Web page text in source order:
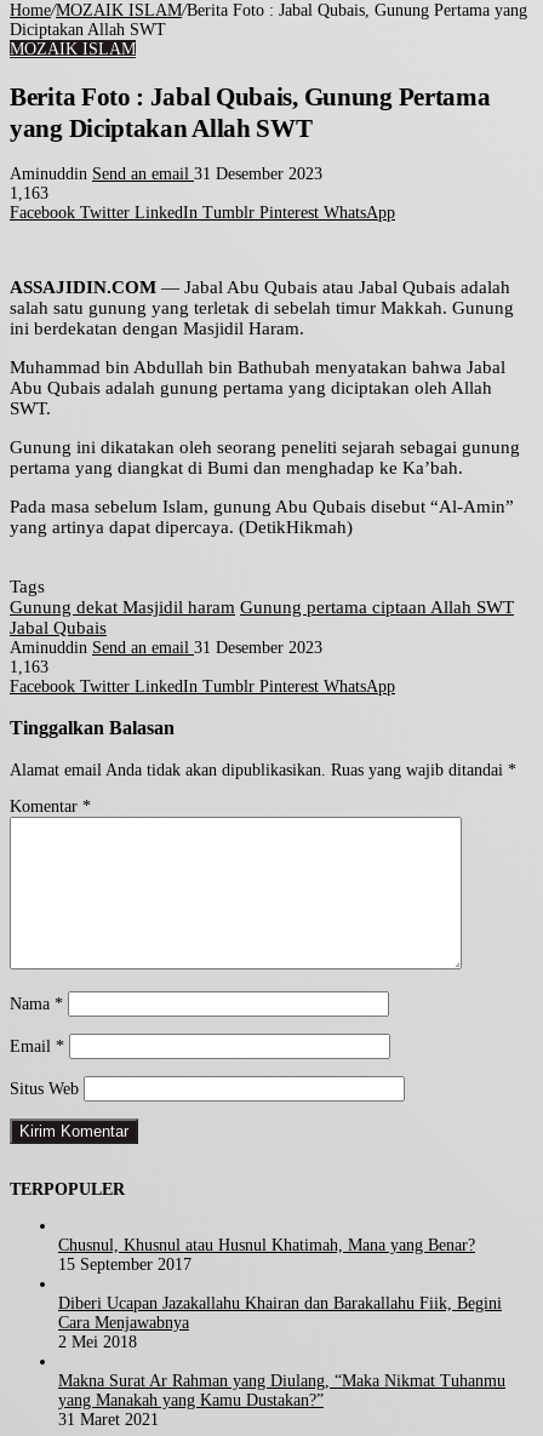
Home/MOZAIK ISLAM/Berita Foto : Jabal Qubais, Gunung Pertama yang
Diciptakan Allah SWT
MOZAIK ISLAM
Berita Foto : Jabal Qubais, Gunung Pertama
yang Diciptakan Allah SWT
Aminuddin Send an email 31 Desember 2023
1,163
Facebook Twitter LinkedIn Tumblr Pinterest WhatsApp
ASSAJIDIN.COM — Jabal Abu Qubais atau Jabal Qubais adalah
salah satu gunung yang terletak di sebelah timur Makkah. Gunung
ini berdekatan dengan Masjidil Haram.
Muhammad bin Abdullah bin Bathubah menyatakan bahwa Jabal
Abu Qubais adalah gunung pertama yang diciptakan oleh Allah
SWT.
Gunung ini dikatakan oleh seorang peneliti sejarah sebagai gunung
pertama yang diangkat di Bumi dan menghadap ke Ka’bah.
Pada masa sebelum Islam, gunung Abu Qubais disebut “Al-Amin”
yang artinya dapat dipercaya. (DetikHikmah)
Tags
Gunung dekat Masjidil haram Gunung pertama ciptaan Allah SWT
Jabal Qubais
Aminuddin Send an email 31 Desember 2023
1,163
Facebook Twitter LinkedIn Tumblr Pinterest WhatsApp
Tinggalkan Balasan
Alamat email Anda tidak akan dipublikasikan. Ruas yang wajib ditandai *
Komentar *
Nama *
Email *
Situs Web
TERPOPULER
Chusnul, Khusnul atau Husnul Khatimah, Mana yang Benar?
15 September 2017
Diberi Ucapan Jazakallahu Khairan dan Barakallahu Fiik, Begini
Cara Menjawabnya
2 Mei 2018
Makna Surat Ar Rahman yang Diulang, “Maka Nikmat Tuhanmu
yang Manakah yang Kamu Dustakan?”
31 Maret 2021